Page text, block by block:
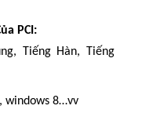
PCI:
Tiếng Hàn, Tiếng
windows 8…vv